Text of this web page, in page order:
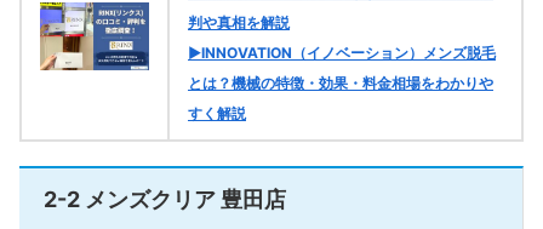
判や真相を解説
▶INNOVATION（イノベーション）メンズ脱毛
とは？機械の特徴・効果・料金相場をわかりや
すく解説
2-2 メンズクリア 豊田店